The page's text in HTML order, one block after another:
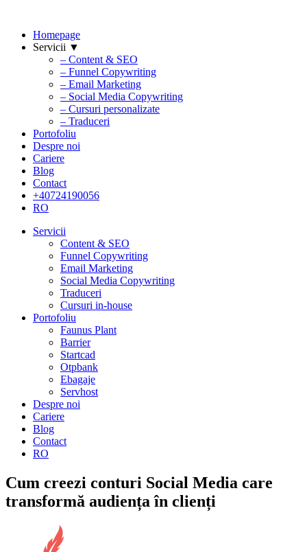
Homepage
Servicii ▼
– Content & SEO
– Funnel Copywriting
– Email Marketing
– Social Media Copywriting
– Cursuri personalizate
– Traduceri
Portofoliu
Despre noi
Cariere
Blog
Contact
+40724190056
RO
Servicii
Content & SEO
Funnel Copywriting
Email Marketing
Social Media Copywriting
Traduceri
Cursuri in-house
Portofoliu
Faunus Plant
Barrier
Startcad
Otpbank
Ebagaje
Servhost
Despre noi
Cariere
Blog
Contact
RO
Cum creezi conturi Social Media care
transformă audiența în clienți